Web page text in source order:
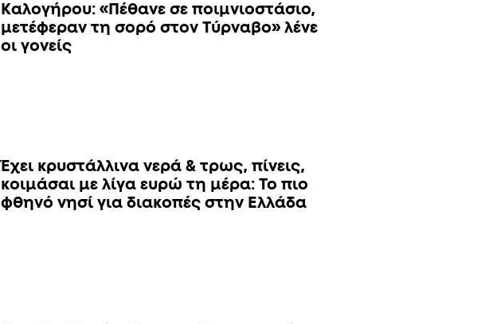
Καλογήρου: «Πέθανε σε ποιμνιοστάσιο,
μετέφεραν τη σορό στον Τύρναβο» λένε
οι γονείς
Έχει κρυστάλλινα νερά & τρως, πίνεις,
κοιμάσαι με λίγα ευρώ τη μέρα: To πιο
φθηνό νησί για διακοπές στην Ελλάδα